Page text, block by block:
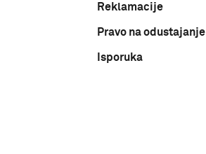
Reklamacije
Pravo na odustajanje
Isporuka